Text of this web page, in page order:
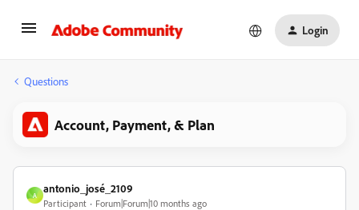
Login
Questions
Account, Payment, & Plan
A
antonio_josé_2109
Participant Forum|Forum|10 months ago